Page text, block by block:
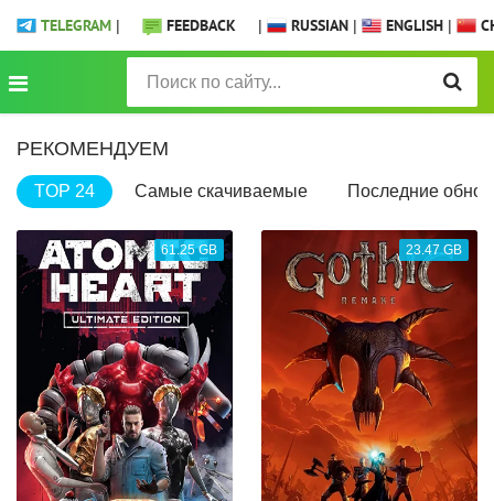
TELEGRAM | FEEDBACK | RUSSIAN | ENGLISH |
РЕКОМЕНДУЕМ
TOP 24 Самые скачиваемые Последние
61.25 GB 23.47 GB